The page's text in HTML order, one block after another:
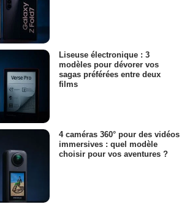
Liseuse électronique : 3
modèles pour dévorer vos
sagas préférées entre deux
films
4 caméras 360° pour des vidéos
immersives : quel modèle
choisir pour vos aventures ?